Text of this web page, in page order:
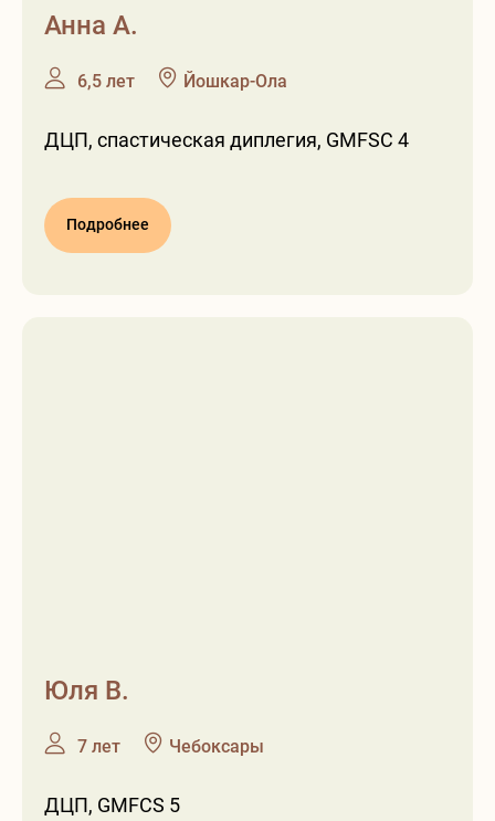
Анна А.
❶ 6,5 лет ❷ Йошкар-Ола
ДЦП, спастическая диплегия, GMFSC 4
Подробнее
Юля В.
❶ 7 лет ❷ Чебоксары
ДЦП, GMFCS 5